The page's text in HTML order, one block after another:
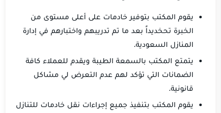
يقوم المكتب بتوفير خادمات على أعلى مستوى من
الخبرة تحخديداً بعد ما تم تدريبهم واختبارهم في إدارة
المنازل السعودية.
يتمتع المكتب بالسمعة الطيبة ويقدم للعملاء كافة
الضمانات التي تؤكد لهم عدم التعرض لي مشاكل
قانونية.
يقوم المكتب بتنفيذ جميع إجراءات نقل خادمات للتنازل